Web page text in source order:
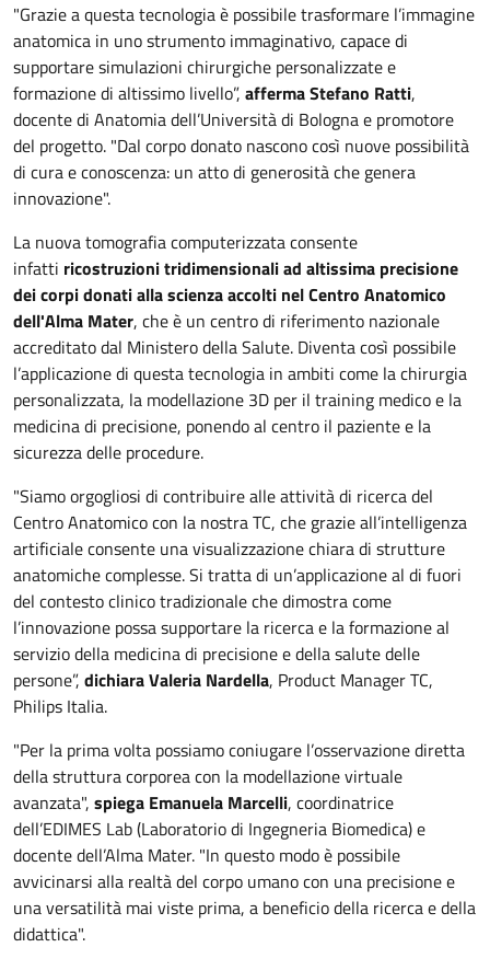
"Grazie a questa tecnologia è possibile trasformare l’immagine
anatomica in uno strumento immaginativo, capace di
supportare simulazioni chirurgiche personalizzate e
formazione di altissimo livello”, afferma Stefano Ratti,
docente di Anatomia dell’Università di Bologna e promotore
del progetto. "Dal corpo donato nascono così nuove possibilità
di cura e conoscenza: un atto di generosità che genera
innovazione".
La nuova tomografia computerizzata consente
infatti ricostruzioni tridimensionali ad altissima precisione
dei corpi donati alla scienza accolti nel Centro Anatomico
dell'Alma Mater, che è un centro di riferimento nazionale
accreditato dal Ministero della Salute. Diventa così possibile
l’applicazione di questa tecnologia in ambiti come la chirurgia
personalizzata, la modellazione 3D per il training medico e la
medicina di precisione, ponendo al centro il paziente e la
sicurezza delle procedure.
"Siamo orgogliosi di contribuire alle attività di ricerca del
Centro Anatomico con la nostra TC, che grazie all’intelligenza
artificiale consente una visualizzazione chiara di strutture
anatomiche complesse. Si tratta di un’applicazione al di fuori
del contesto clinico tradizionale che dimostra come
l’innovazione possa supportare la ricerca e la formazione al
servizio della medicina di precisione e della salute delle
persone”, dichiara Valeria Nardella, Product Manager TC,
Philips Italia.
"Per la prima volta possiamo coniugare l’osservazione diretta
della struttura corporea con la modellazione virtuale
avanzata", spiega Emanuela Marcelli, coordinatrice
dell’EDIMES Lab (Laboratorio di Ingegneria Biomedica) e
docente dell’Alma Mater. "In questo modo è possibile
avvicinarsi alla realtà del corpo umano con una precisione e
una versatilità mai viste prima, a beneficio della ricerca e della
didattica".